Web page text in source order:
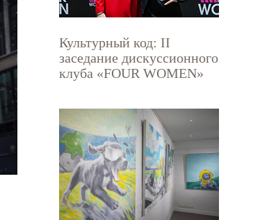
Культурный код: II
заседание дискуссионного
клуба «FOUR WOMEN»